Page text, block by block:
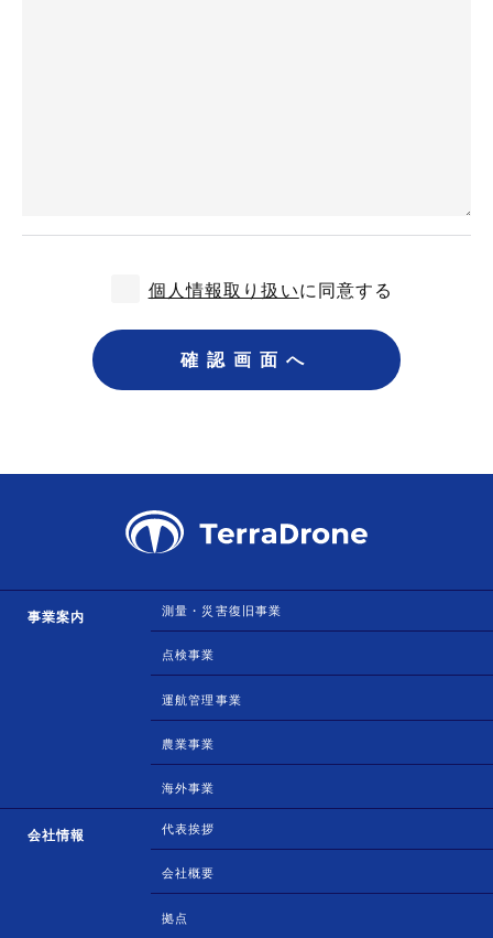
個人情報取り扱いに同意する
事業案内 測量・災害復旧事業
点検事業
運航管理事業
農業事業
海外事業
会社情報 代表挨拶
会社概要
拠点